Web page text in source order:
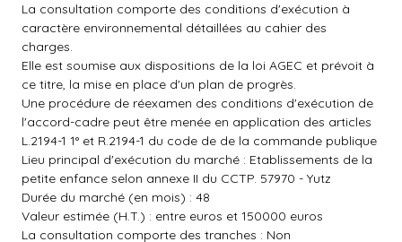
La consultation comporte des conditions d'exécution à
caractère environnemental détaillées au cahier des
charges.
Elle est soumise aux dispositions de la loi AGEC et prévoit à
ce titre, la mise en place d'un plan de progrès.
Une procédure de réexamen des conditions d'exécution de
l'accord-cadre peut être menée en application des articles
L.2194-1 1° et R.2194-1 du code de de la commande publique
Lieu principal d'exécution du marché : Etablissements de la
petite enfance selon annexe II du CCTP. 57970 - Yutz
Durée du marché (en mois) : 48
Valeur estimée (H.T.) : entre euros et 150000 euros
La consultation comporte des tranches : Non